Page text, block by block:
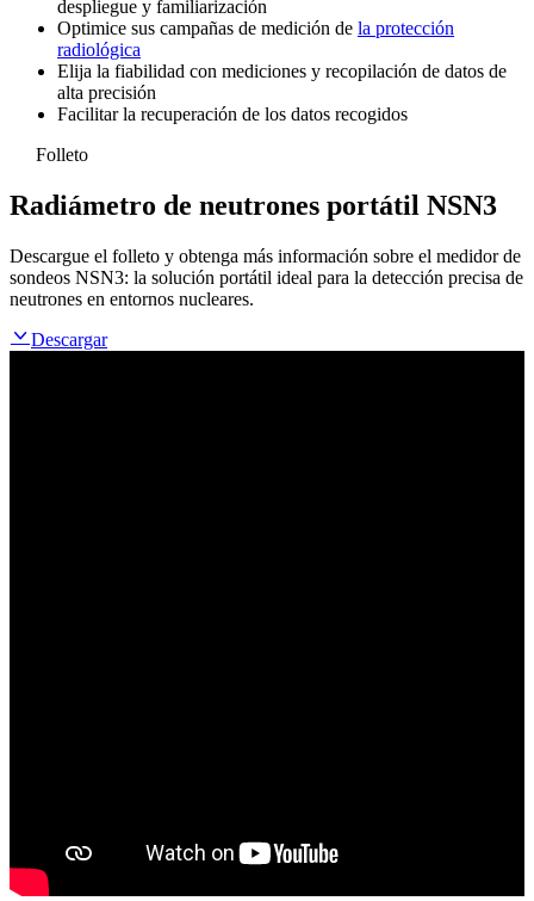
despliegue y familiarización
Optimice sus campañas de medición de la protección
radiológica
Elija la fiabilidad con mediciones y recopilación de datos de
alta precisión
Facilitar la recuperación de los datos recogidos
Folleto
Radiámetro de neutrones portátil NSN3
Descargue el folleto y obtenga más información sobre el medidor de
sondeos NSN3: la solución portátil ideal para la detección precisa de
neutrones en entornos nucleares.
Descargar